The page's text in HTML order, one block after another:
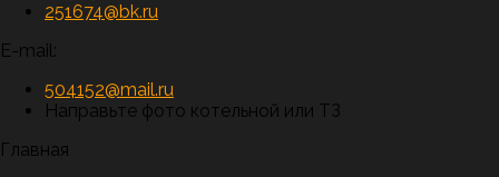
251674@bk.ru
E-mail:
504152@mail.ru
Направьте фото котельной или ТЗ
Главная